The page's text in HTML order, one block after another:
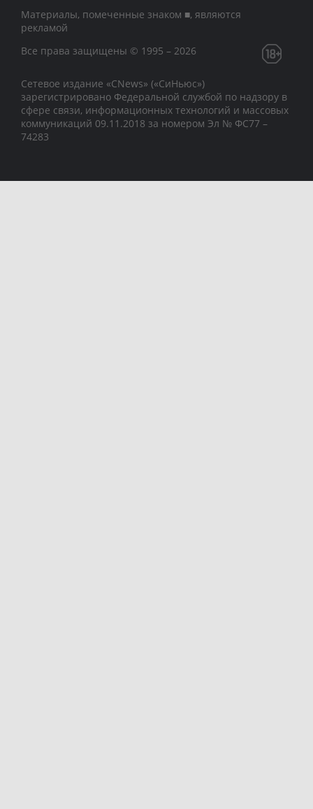
Материалы, помеченные знаком ■, являются
рекламой
Все права защищены © 1995 – 2026
Сетевое издание «CNews» («СиНьюс»)
зарегистрировано Федеральной службой по надзору в
сфере связи, информационных технологий и массовых
коммуникаций 09.11.2018 за номером Эл № ФС77 –
74283